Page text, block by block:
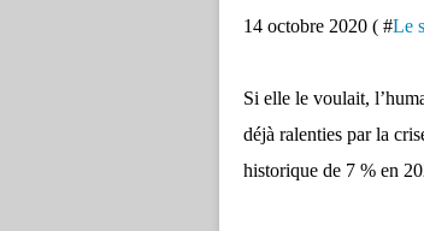
14 octobre 2020 ( #Le
Si elle le voulait,
déjà ralenties par la
historique de 7 % en